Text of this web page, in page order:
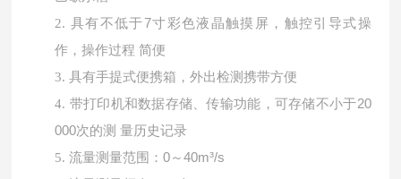
2. 具有不低于7寸彩色液晶触摸屏，触控引导式操
作，操作过程 简便
3.具有手提式便携箱，外出检测携带方便
4. 带打印机和数据存储、传输功能，可存储不小于20
000次的测 量历史记录
5.流量测量范围：0～40m³/s